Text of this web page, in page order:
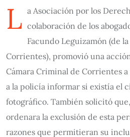
L a Asociación por los
colaboración de los
Facundo Leguizamón (de
Corrientes), promovió una
Cámara Criminal de Corrientes
a la policía informar si existía el
fotográfico. También solicitó
ordenara la exclusión de esta
razones que permitieran su